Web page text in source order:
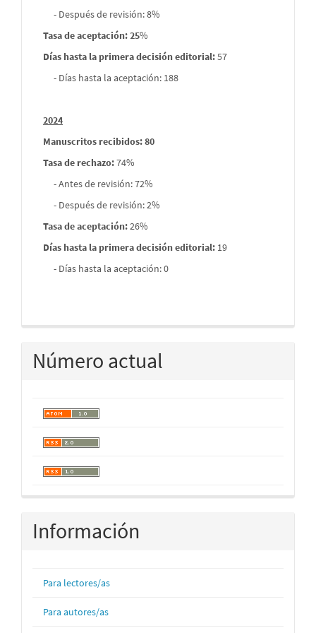
- Después de revisión: 8%
Tasa de aceptación: 25%
Días hasta la primera decisión editorial:57
- Días hasta la aceptación: 188
2024
Manuscritos recibidos: 80
Tasa de rechazo:74%
- Antes de revisión: 72%
- Después de revisión: 2%
Tasa de aceptación:26%
Días hasta la primera decisión editorial: 19
- Días hasta la aceptación: 0
Número actual
Información
Para lectores/as
Para autores/as